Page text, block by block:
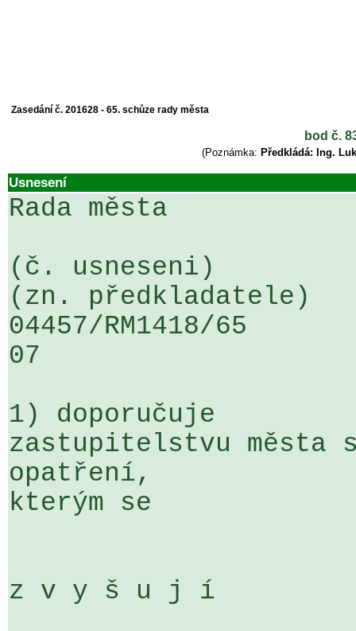
Zasedání č. 201628 - 65. schůze rady města
bod č.
(Poznámka: Předkládá: Ing.
Usnesení
Rada města
(č. usneseni)
(zn. předkladatele)
04457/RM1418/
07
1) doporučuje
zastupitelstvu města
opatření,
kterým se
z v y š u j í